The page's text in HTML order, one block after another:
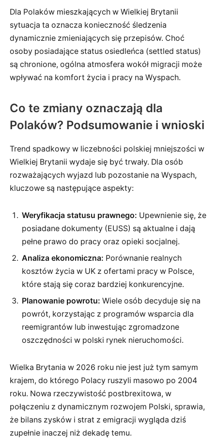
Dla Polaków mieszkających w Wielkiej Brytanii
sytuacja ta oznacza konieczność śledzenia
dynamicznie zmieniających się przepisów. Choć
osoby posiadające status osiedleńca (settled status)
są chronione, ogólna atmosfera wokół migracji może
wpływać na komfort życia i pracy na Wyspach.
Co te zmiany oznaczają dla
Polaków? Podsumowanie i wnioski
Trend spadkowy w liczebności polskiej mniejszości w
Wielkiej Brytanii wydaje się być trwały. Dla osób
rozważających wyjazd lub pozostanie na Wyspach,
kluczowe są następujące aspekty:
Weryfikacja statusu prawnego: Upewnienie się, że
posiadane dokumenty (EUSS) są aktualne i dają
pełne prawo do pracy oraz opieki socjalnej.
Analiza ekonomiczna: Porównanie realnych
kosztów życia w UK z ofertami pracy w Polsce,
które stają się coraz bardziej konkurencyjne.
Planowanie powrotu: Wiele osób decyduje się na
powrót, korzystając z programów wsparcia dla
reemigrantów lub inwestując zgromadzone
oszczędności w polski rynek nieruchomości.
Wielka Brytania w 2026 roku nie jest już tym samym
krajem, do którego Polacy ruszyli masowo po 2004
roku. Nowa rzeczywistość postbrexitowa, w
połączeniu z dynamicznym rozwojem Polski, sprawia,
że bilans zysków i strat z emigracji wygląda dziś
zupełnie inaczej niż dekadę temu.